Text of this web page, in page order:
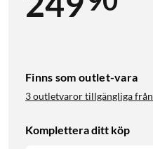
Finns som outlet-vara
3 outletvaror tillgängliga från
Komplettera ditt köp